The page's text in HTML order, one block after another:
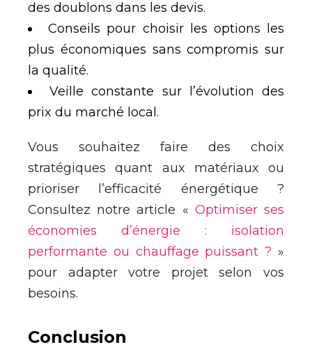
des doublons dans les devis.
Conseils pour choisir les options les
plus économiques sans compromis sur
la qualité.
Veille constante sur l’évolution des
prix du marché local.
Vous souhaitez faire des choix
stratégiques quant aux matériaux ou
prioriser l’efficacité énergétique ?
Consultez notre article « Optimiser ses
économies d’énergie : isolation
performante ou chauffage puissant ? »
pour adapter votre projet selon vos
besoins.
Conclusion